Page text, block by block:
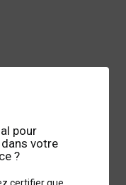
pour
votre
?
certifier que